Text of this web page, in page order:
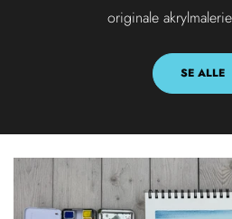
originale
SE ALLE